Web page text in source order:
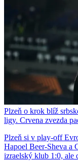
Plzeň o krok blíž
ligy. Crvena zvezda
Plzeň si v play-off
Hapoel Beer-Sheva a
izraelský klub 1:0, ale